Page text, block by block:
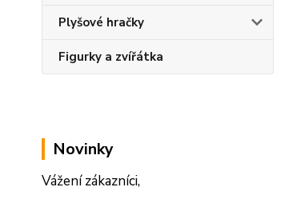
Plyšové hračky
Figurky a zvířátka
Novinky
Vážení zákazníci,